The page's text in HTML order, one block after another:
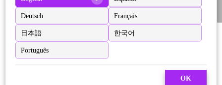
Deutsch Français
日本語 한국어
Português
OK